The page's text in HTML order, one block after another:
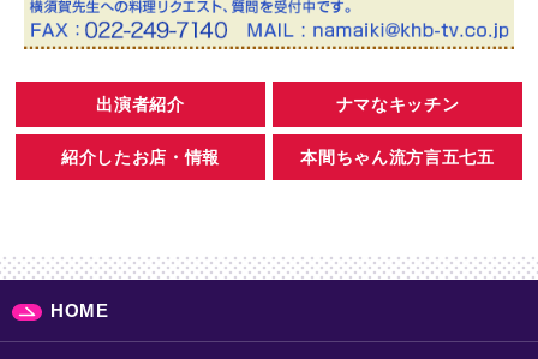
出演者紹介 ナマなキッチン
紹介したお店・情報 本間ちゃん流方言五七五
HOME